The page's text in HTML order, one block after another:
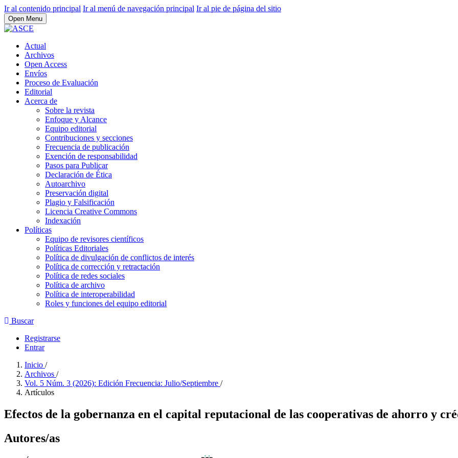
Ir al contenido principal Ir al menú de navegación principal Ir al pie de página del sitio
Open Menu
Actual
Archivos
Open Access
Envíos
Proceso de Evaluación
Editorial
Acerca de
Sobre la revista
Enfoque y Alcance
Equipo editorial
Contribuciones y secciones
Frecuencia de publicación
Exención de responsabilidad
Pasos para Publicar
Declaración de Ética
Autoarchivo
Preservación digital
Plagio y Falsificación
Licencia Creative Commons
Indexación
Políticas
Equipo de revisores científicos
Políticas Editoriales
Política de divulgación de conflictos de interés
Política de corrección y retractación
Política de redes sociales
Política de archivo
Política de interoperabilidad
Roles y funciones del equipo editorial
Buscar
Registrarse
Entrar
Inicio /
Archivos /
Vol. 5 Núm. 3 (2026): Edición Frecuencia: Julio/Septiembre /
Artículos
Efectos de la gobernanza en el capital reputacional de las cooperativas de ahorro y
Autores/as